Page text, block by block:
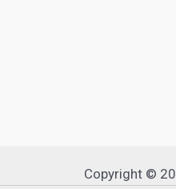
Copyright ©